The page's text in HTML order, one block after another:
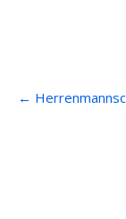
navigation
←